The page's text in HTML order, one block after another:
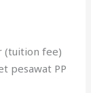
(tuition fee)
pesawat PP